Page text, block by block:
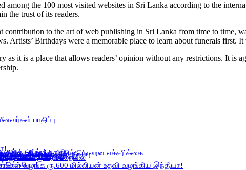
among the 100 most visited websites in Sri Lanka according to the
the trust of its readers.
to the art of web publishing in Sri Lanka from time to time,
Artists’ Birthdays were a memorable place to learn about funerals first.
as it is a place that allows readers’ opinion without any restrictions. It is
பாதிப்பு
டெங்கு உறுதி– அஜித் ரொஹன எச்சரிக்கை
முறியடிப்பு
இடைக்காலத் தடை நீடிப்பு
ஆரம்பம்!
அமைச்சரவை ஒப்புதல்
கைது!கடமையேற்பு!
தாக்கிய மூவர் சிறையில்
விழா!
வழங்க ரூ.600 மில்லியன் உதவி வழங்கிய இந்தியா!